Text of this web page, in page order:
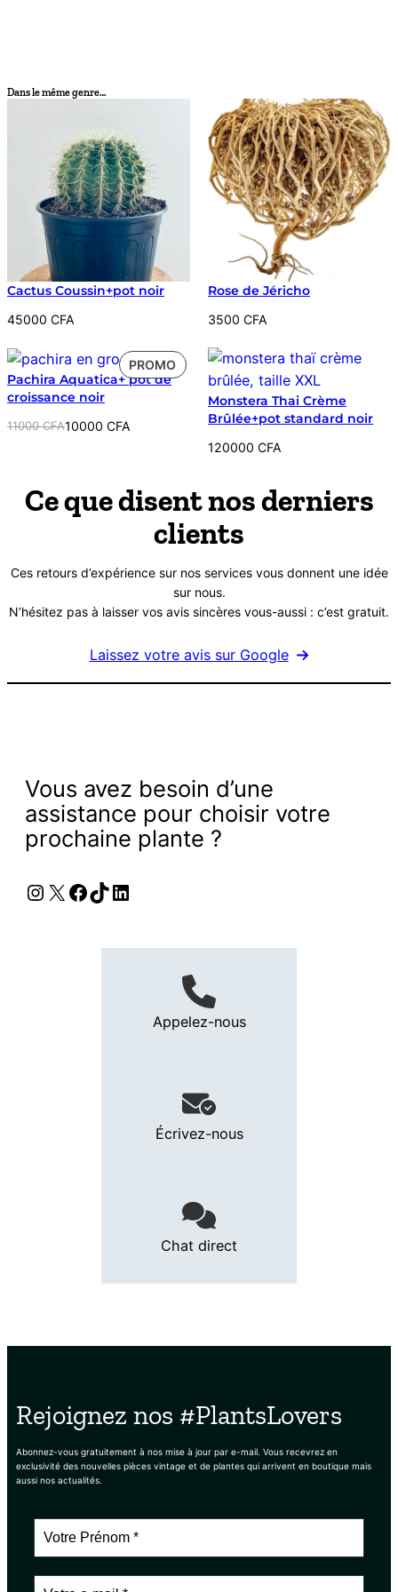
Dans le même genre…
Cactus Coussin+pot noir
45000 CFA
Rose de Jéricho
3500CFA
PROMOPRODUIT
EN
PROMOTION
Pachira Aquatica+ pot de
croissance noir
11000CFA
Le
11000 CFA.
10000 CFA
Le
10000 CFA.
Monstera Thai Crème
Brûlée+pot standard noir
120000CFA
Ce que disent nos derniers
clients
Ces retours d’expérience sur nos services vous donnent une idée
sur nous.
N’hésitez pas à laisser vos avis sincères vous-aussi : c’est gratuit.
Laissez votre avis sur Google
Vous avez besoin d’une
assistance pour choisir votre
prochaine plante ?
Instagram
X Facebook
TikTok
LinkedIn
Appelez-nous
Écrivez-nous
Chat direct
Rejoignez nos #PlantsLovers
Abonnez-vous gratuitement à nos mise à jour par e-mail. Vous recevrez en
exclusivité des nouvelles pièces vintage et de plantes qui arrivent en boutique mais
aussi nos actualités.